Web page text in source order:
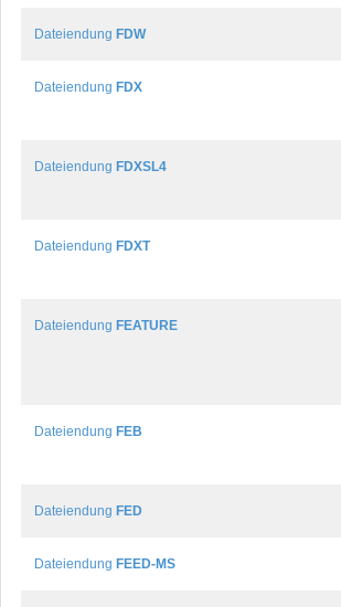
Dateiendung FDW
Dateiendung FDX
Dateiendung FDXSL4
Dateiendung FDXT
Dateiendung FEATURE
Dateiendung FEB
Dateiendung FED
Dateiendung FEED-MS